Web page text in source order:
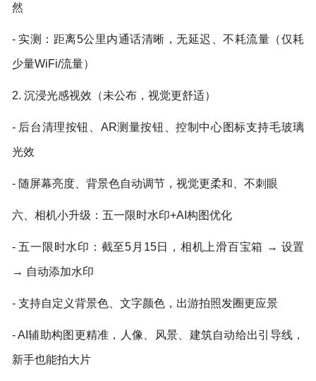
然
- 实测：距离5公里内通话清晰，无延迟、不耗流量（仅耗
少量WiFi/流量）
2. 沉浸光感视效（未公布，视觉更舒适）
- 后台清理按钮、AR测量按钮、控制中心图标支持毛玻璃
光效
- 随屏幕亮度、背景色自动调节，视觉更柔和、不刺眼
六、相机小升级：五一限时水印+AI构图优化
- 五一限时水印：截至5月15日，相机上滑百宝箱 → 设置
→ 自动添加水印
- 支持自定义背景色、文字颜色，出游拍照发圈更应景
- AI辅助构图更精准，人像、风景、建筑自动给出引导线，
新手也能拍大片